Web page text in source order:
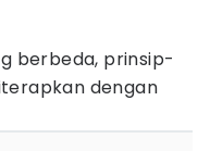
berbeda, prinsip-
dengan